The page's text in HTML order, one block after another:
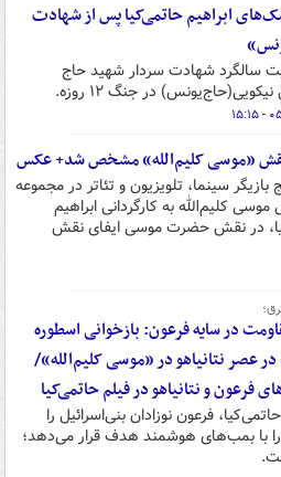
ابراهیم حاتمی‌کیا پس از شهادت
سالگرد شهادت سردار شهید حاج
در جنگ ۱۲ روزه.
نقش «موسی کلیم‌الله» مشخص شد+ عکس
بازیگر سینما، تلویزیون و تئاتر در مجموعه
موسی کلیم‌الله به کارگردانی ابراهیم
در نقش حضرت موسی ایفای نقش
در سایه فرعون: بازخوانی اسطوره
در عصر نتانیاهو در «موسی کلیم‌الله»/
فرعون و نتانیاهو در فیلم حاتمی‌کیا
فرعون نوزادان بنی‌اسرائیل را
را با بمب‌های هوشمند هدف قرار می‌دهد؛